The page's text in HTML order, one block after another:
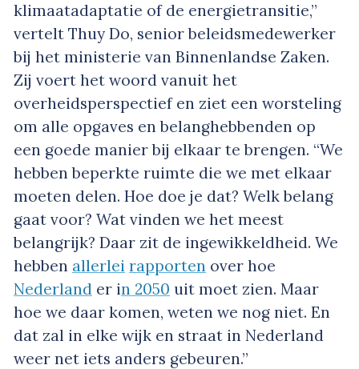
klimaatadaptatie of de energietransitie,”
vertelt Thuy Do, senior beleidsmedewerker
bij het ministerie van Binnenlandse Zaken.
Zij voert het woord vanuit het
overheidsperspectief en ziet een worsteling
om alle opgaves en belanghebbenden op
een goede manier bij elkaar te brengen. “We
hebben beperkte ruimte die we met elkaar
moeten delen. Hoe doe je dat? Welk belang
gaat voor? Wat vinden we het meest
belangrijk? Daar zit de ingewikkeldheid. We
hebben allerlei rapporten over hoe
Nederland er in 2050 uit moet zien. Maar
hoe we daar komen, weten we nog niet. En
dat zal in elke wijk en straat in Nederland
weer net iets anders gebeuren.”